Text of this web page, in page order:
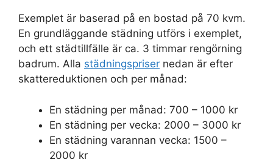
Exemplet är baserad på en bostad på 70 kvm.
En grundläggande städning utförs i exemplet,
och ett städtillfälle är ca. 3 timmar rengörning
badrum. Alla städningspriser nedan är efter
skattereduktionen och per månad:
En städning per månad: 700 – 1000 kr
En städning per vecka: 2000 – 3000 kr
En städning varannan vecka: 1500 –
2000 kr